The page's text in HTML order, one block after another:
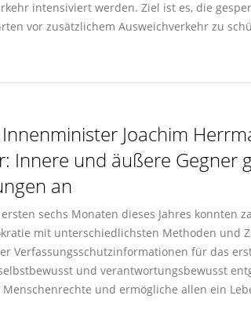
intensiviert werden. Ziel ist es, die
vor zusätzlichem Ausweichverkehr zu
Joachim
Innere und äußere
an
sechs Monaten dieses Jahres konnten
mit unterschiedlichsten Methoden und
Verfassungsschutzinformationen für das
und verantwortungsbewusst
und ermögliche allen ein